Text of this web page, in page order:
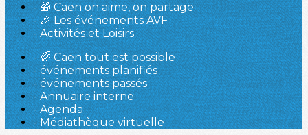
- 🎁 Caen on aime, on partage
- 🎉 Les événements AVF
- Activités et Loisirs
- 🌈 Caen tout est possible
- événements planifiés
- événements passés
- Annuaire interne
- Agenda
- Médiathèque virtuelle